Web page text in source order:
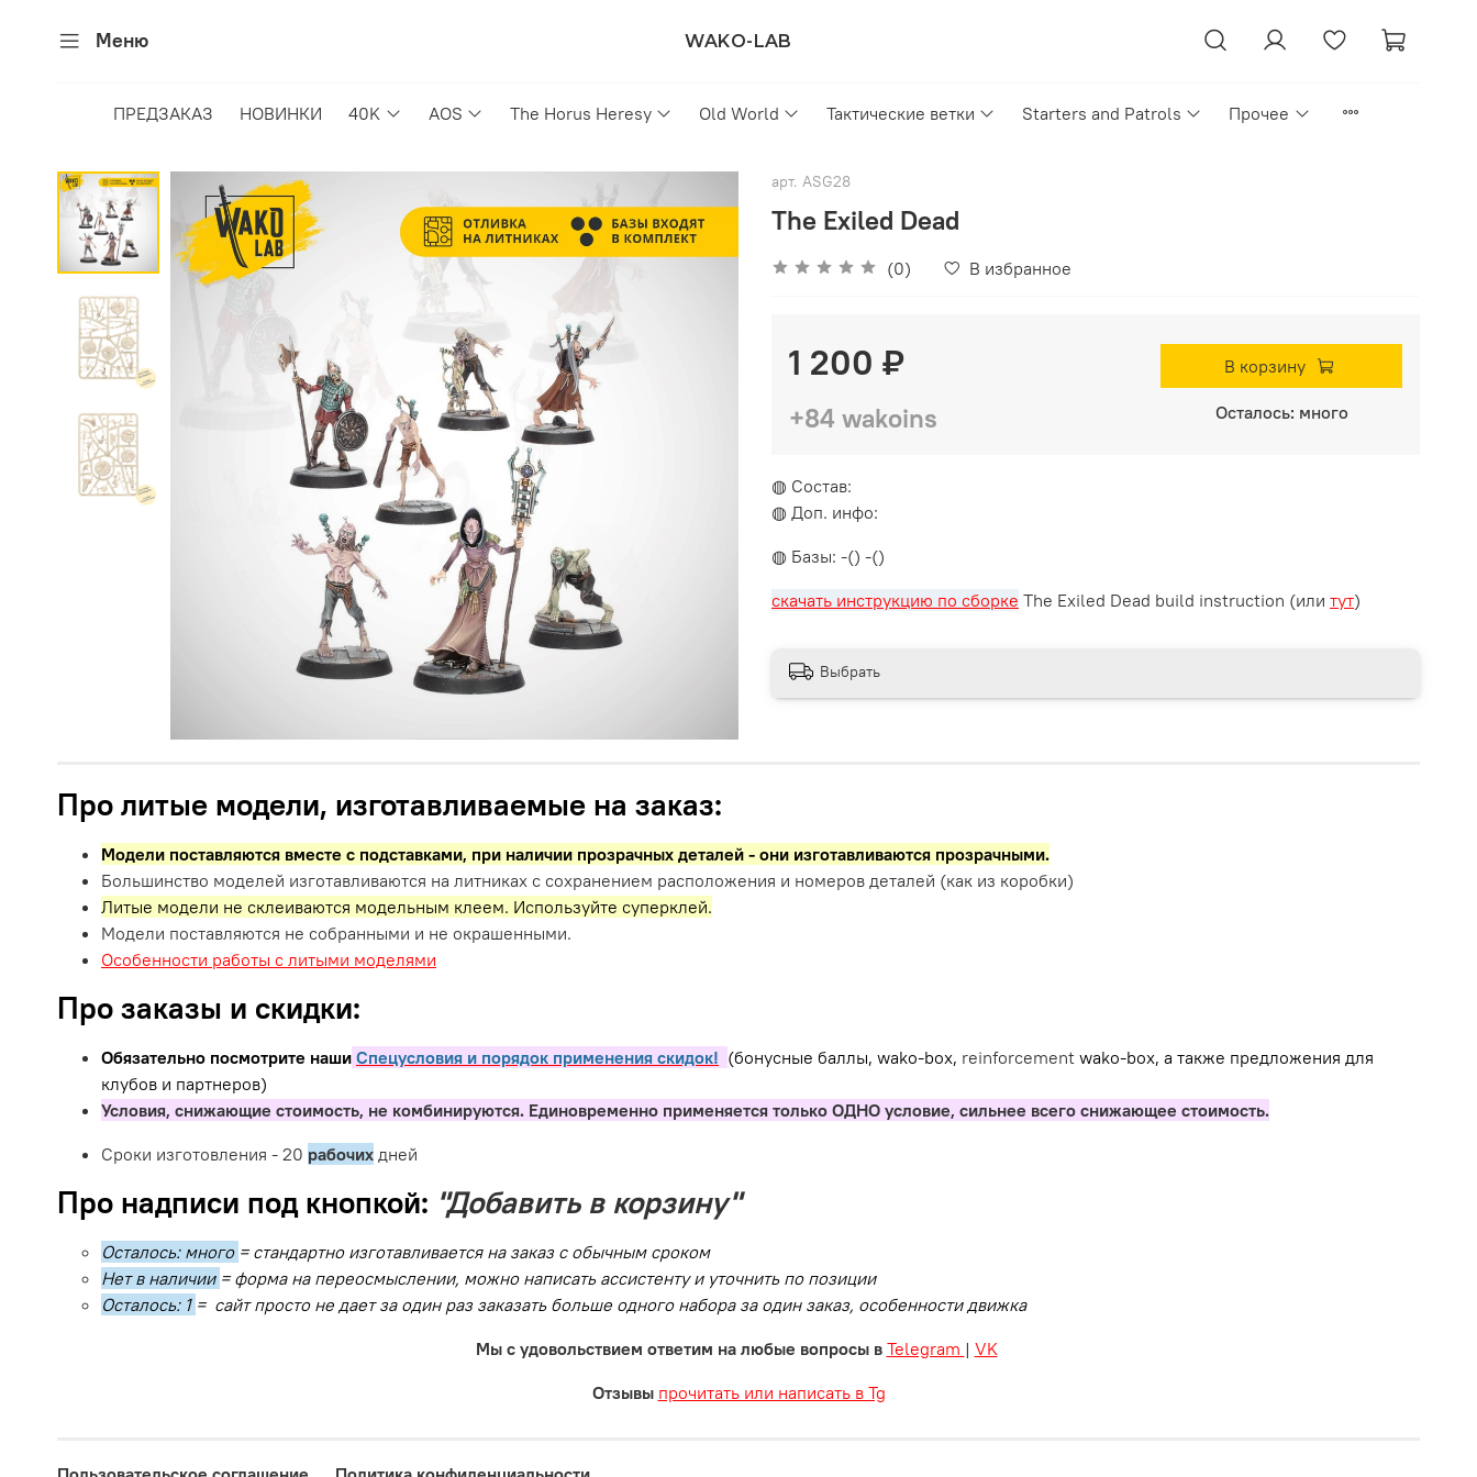
Меню WAKO-LAB
ПРЕДЗАКАЗ НОВИНКИ 40K AOS The Horus Heresy Old World Тактические ветки Starters and Patrols Прочее
арт. ASG28
The Exiled Dead
(0) В избранное
1 200 ₽
+84 wakoins
В корзину
Осталось: много
◍ Состав:
◍ Доп. инфо:
◍ Базы: -() -()
скачать инструкцию по сборке The Exiled Dead build instruction (или тут)
Выбрать
Про литые модели, изготавливаемые на заказ:
Модели поставляются вместе с подставками, при наличии прозрачных деталей - они изготавливаются прозрачными.
Большинство моделей изготавливаются на литниках с сохранением расположения и номеров деталей (как из коробки)
Литые модели не склеиваются модельным клеем. Используйте суперклей.
Модели поставляются не собранными и не окрашенными.
Особенности работы с литыми моделями
Про заказы и скидки:
Обязательно посмотрите наши Спецусловия и порядок применения скидок! (бонусные баллы, wako-box, reinforcement wako-box, а также предложения для
клубов и партнеров)
Условия, снижающие стоимость, не комбинируются. Единовременно применяется только ОДНО условие, сильнее всего снижающее стоимость.
Сроки изготовления - 20 рабочих дней
Про надписи под кнопкой: "Добавить в корзину"
Осталось: много = стандартно изготавливается на заказ с обычным сроком
Нет в наличии = форма на переосмыслении, можно написать ассистенту и уточнить по позиции
Осталось: 1 = сайт просто не дает за один раз заказать больше одного набора за один заказ, особенности движка
Мы с удовольствием ответим на любые вопросы в Telegram | VK
Отзывы прочитать или написать в Tg